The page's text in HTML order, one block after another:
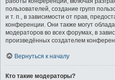
пользователей, создание групп
и т. п., в зависимости от прав,
конференции. Они также могут
модераторов во всех форумах, в
произведённых создателем
Вернуться к началу
Кто такие модераторы?